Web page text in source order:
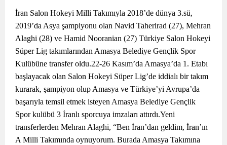
İran Salon Hokeyi Milli Takımıyla 2018’de dünya 3.sü,
2019’da Asya şampiyonu olan Navid Taherirad (27), Mehran
Alaghi (28) ve Hamid Nooranian (27) Türkiye Salon Hokeyi
Süper Lig takımlarından Amasya Belediye Gençlik Spor
Kulübüne transfer oldu.22-26 Kasım’da Amasya’da 1. Etabı
başlayacak olan Salon Hokeyi Süper Lig’de iddialı bir takım
kurarak, şampiyon olup Amasya ve Türkiye’yi Avrupa’da
başarıyla temsil etmek isteyen Amasya Belediye Gençlik
Spor kulübü 3 İranlı sporcuya imzaları attırdı.Yeni
transferlerden Mehran Alaghi, “Ben İran’dan geldim, İran’ın
A Milli Takımında oynuyorum. Burada Amasya Takımına